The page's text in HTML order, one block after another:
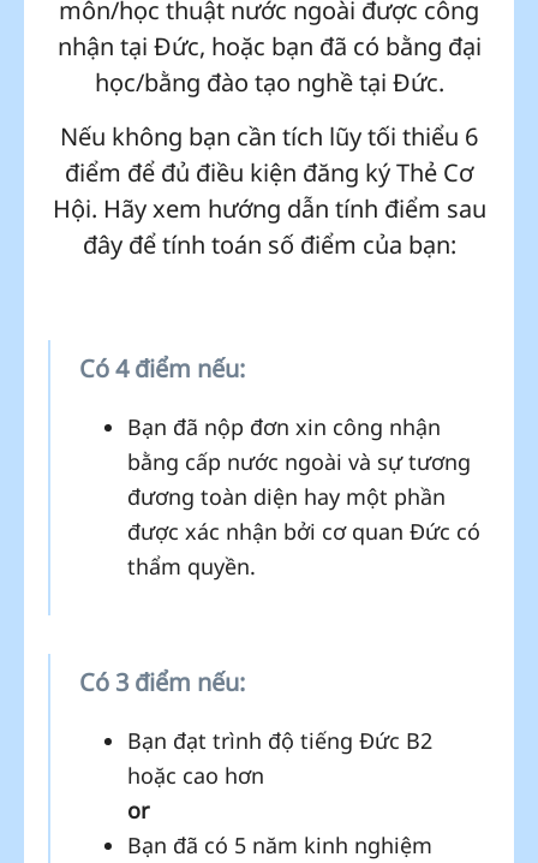
môn/học thuật nước ngoài được công
nhận tại Đức, hoặc bạn đã có bằng đại
học/bằng đào tạo nghề tại Đức.
Nếu không bạn cần tích lũy tối thiểu 6
điểm để đủ điều kiện đăng ký Thẻ Cơ
Hội. Hãy xem hướng dẫn tính điểm sau
đây để tính toán số điểm của bạn:
Có 4 điểm nếu:
Bạn đã nộp đơn xin công nhận
bằng cấp nước ngoài và sự tương
đương toàn diện hay một phần
được xác nhận bởi cơ quan Đức có
thẩm quyền.
Có 3 điểm nếu:
Bạn đạt trình độ tiếng Đức B2
hoặc cao hơn
or
Bạn đã có 5 năm kinh nghiệm